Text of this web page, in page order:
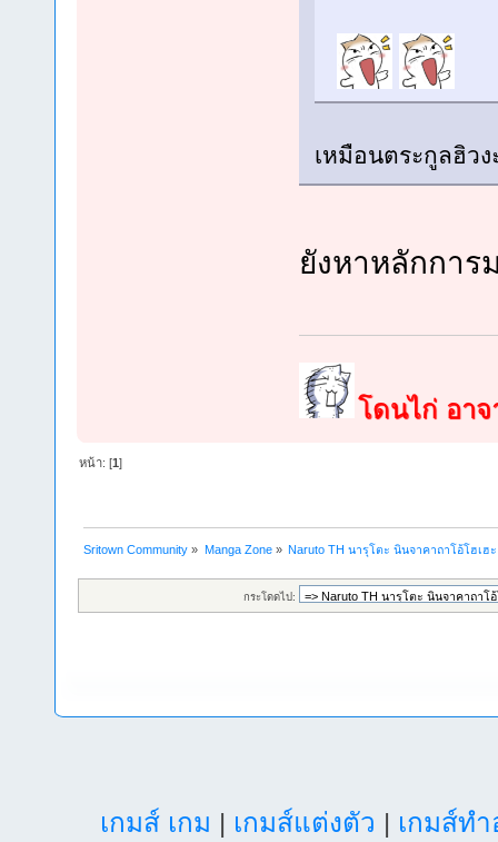
เหมือนตระกูลฮิว
ยังหาหลักการ
โดนไก่ อา
หน้า: [1]
Sritown Community » Manga Zone» Naruto TH นารุโตะ นินจาคาถาโอ้โฮเฮ
กระโดดไป:
เกมส์ เกม | เกมส์แต่งตัว | เกมส์ท